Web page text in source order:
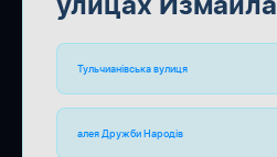
улицах Измаила
Тульчианівська вулиця
алея Дружби Народів